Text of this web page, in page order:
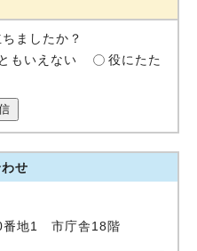
ましたか？
もいえない
役にたた
せ
地1 市庁舎18階